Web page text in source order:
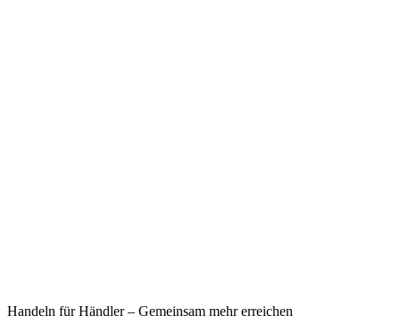
Handeln für Händler – Gemeinsam mehr erreichen